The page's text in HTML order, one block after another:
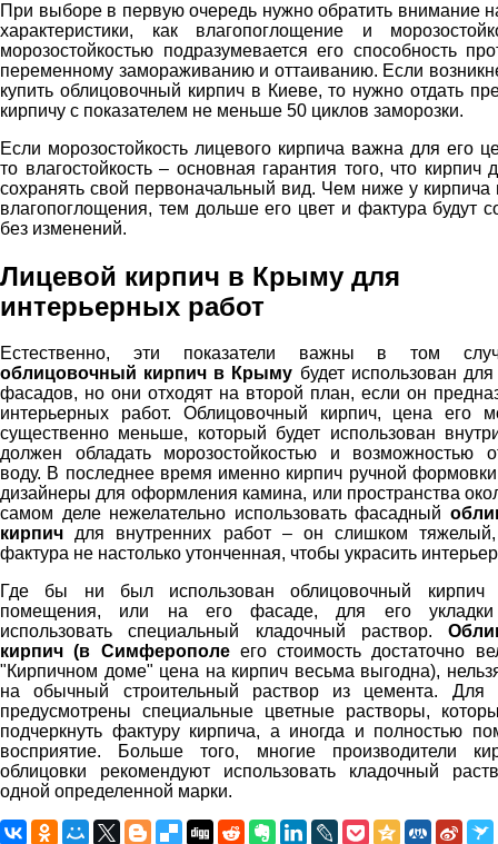
При выборе в первую очередь нужно обратить внимание
характеристики, как влагопоглощение и
морозостойкостью подразумевается его способность
переменному замораживанию и оттаиванию. Если
купить облицовочный кирпич в Киеве, то нужно отдать
кирпичу с показателем не меньше 50 циклов заморозки.
Если морозостойкость лицевого кирпича важна для его
то влагостойкость – основная гарантия того, что кирпич
сохранять свой первоначальный вид. Чем ниже у кирпича
влагопоглощения, тем дольше его цвет и фактура будут
без изменений.
Лицевой кирпич в Крыму для
интерьерных работ
Естественно, эти показатели важны в том
облицовочный кирпич в Крыму будет использован
фасадов, но они отходят на второй план, если он
интерьерных работ. Облицовочный кирпич, цена его
существенно меньше, который будет использован
должен обладать морозостойкостью и возможностью
воду. В последнее время именно кирпич ручной
дизайнеры для оформления камина, или пространства
самом деле нежелательно использовать фасадный
кирпич для внутренних работ – он слишком
фактура не настолько утонченная, чтобы украсить
Где бы ни был использован облицовочный
помещения, или на его фасаде, для его укладки
использовать специальный кладочный раствор.
кирпич (в Симферополеего стоимость достаточно
"Кирпичном доме" цена на кирпич весьма выгодна),
на обычный строительный раствор из цемента. Для
предусмотрены специальные цветные растворы,
подчеркнуть фактуру кирпича, а иногда и полностью
восприятие. Больше того, многие производители
облицовки рекомендуют использовать кладочный
одной определенной марки.